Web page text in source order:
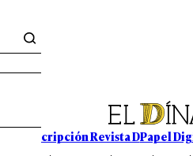
Suscripción Revista DPapel